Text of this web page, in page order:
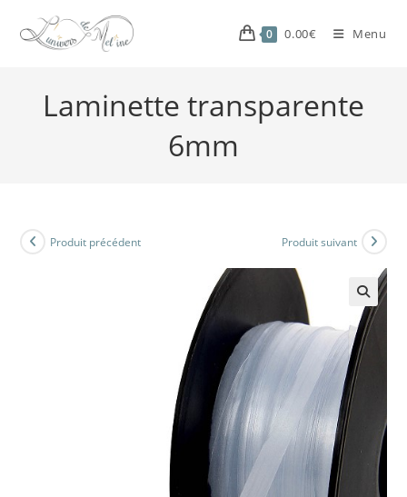
0 0.00€ Menu
Laminette transparente
6mm
Produit précédent Produit suivant